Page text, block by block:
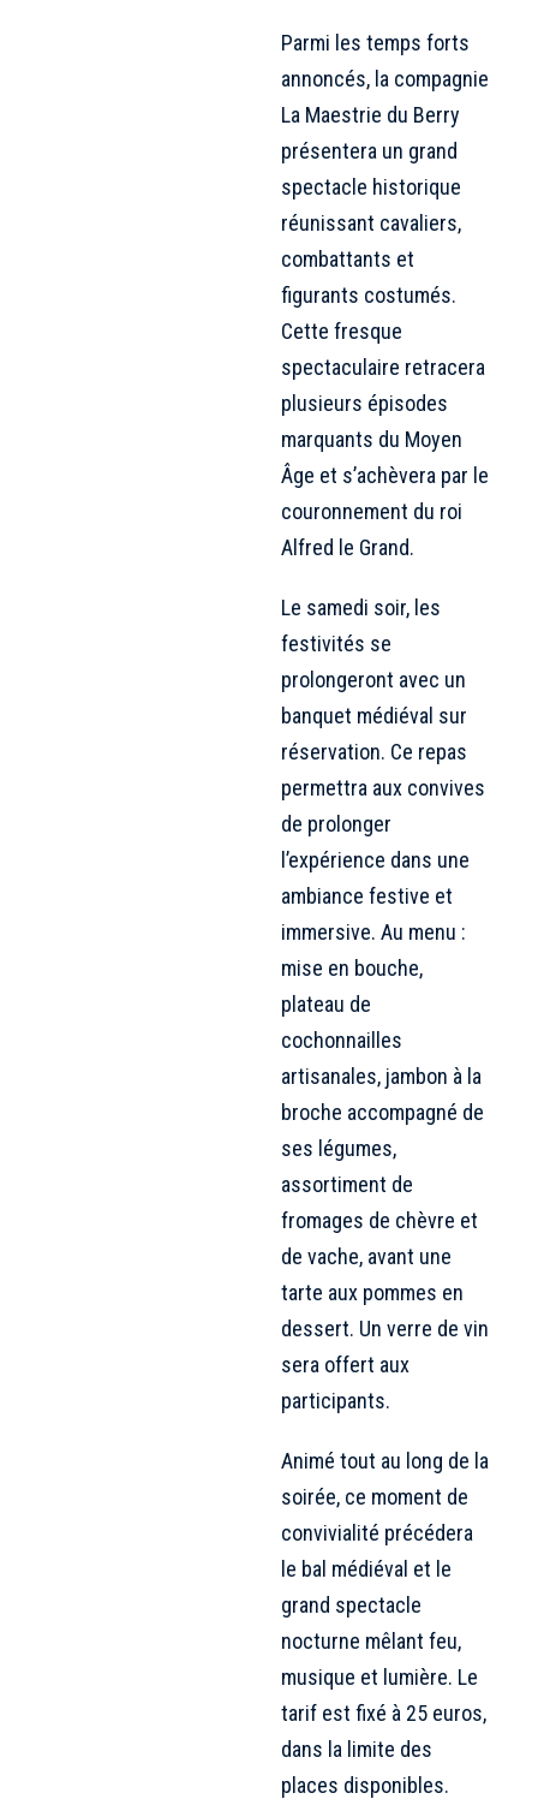
Parmi les temps forts
annoncés, la compagnie
La Maestrie du Berry
présentera un grand
spectacle historique
réunissant cavaliers,
combattants et
figurants costumés.
Cette fresque
spectaculaire retracera
plusieurs épisodes
marquants du Moyen
Âge et s’achèvera par le
couronnement du roi
Alfred le Grand.
Le samedi soir, les
festivités se
prolongeront avec un
banquet médiéval sur
réservation. Ce repas
permettra aux convives
de prolonger
l’expérience dans une
ambiance festive et
immersive. Au menu :
mise en bouche,
plateau de
cochonnailles
artisanales, jambon à la
broche accompagné de
ses légumes,
assortiment de
fromages de chèvre et
de vache, avant une
tarte aux pommes en
dessert. Un verre de vin
sera offert aux
participants.
Animé tout au long de la
soirée, ce moment de
convivialité précédera
le bal médiéval et le
grand spectacle
nocturne mêlant feu,
musique et lumière. Le
tarif est fixé à 25 euros,
dans la limite des
places disponibles.